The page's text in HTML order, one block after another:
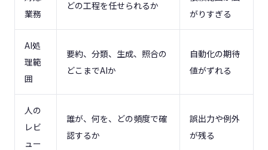
業務
どの工程を任せられるか
がりすぎる
AI処
理範
囲
要約、分類、生成、照合の
どこまでAIか
自動化の期待
値がずれる
人の
レビ
ュー
誰が、何を、どの頻度で確
認するか
誤出力や例外
が残る